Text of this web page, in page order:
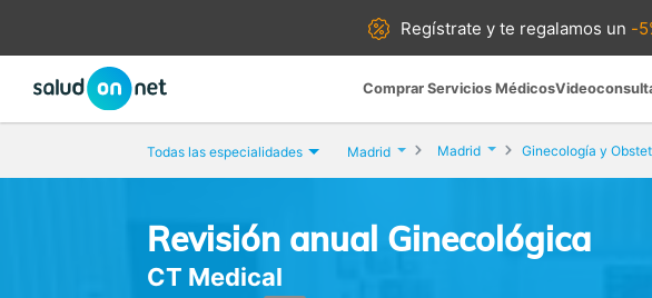
Regístrate yte regalamos un -
Comprar Servicios Médicos
Todas las especialidades Madrid Madrid Ginecología y
Revisión anual Ginecológica
CT Medical